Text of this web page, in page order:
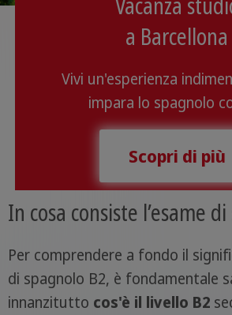
a Barcellona
Vivi un'esperienza
impara lo spagnolo
Scopri di più
In cosa consiste l’esame
Per comprendere a fondo il
di spagnolo B2, è fondamentale
innanzitutto cos'è il livello B2